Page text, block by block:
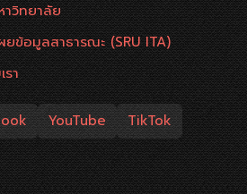
วิทยาลัย
ยข้อมูลสาธารณะ (SRU ITA)
า
YouTube TikTok